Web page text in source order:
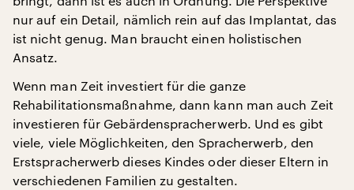
nur auf ein Detail, nämlich rein auf das Implantat, das
ist nicht genug. Man braucht einen holistischen
Ansatz.
Wenn man Zeit investiert für die ganze
Rehabilitationsmaßnahme, dann kann man auch Zeit
investieren für Gebärdenspracherwerb. Und es gibt
viele, viele Möglichkeiten, den Spracherwerb, den
Erstspracherwerb dieses Kindes oder dieser Eltern in
verschiedenen Familien zu gestalten.